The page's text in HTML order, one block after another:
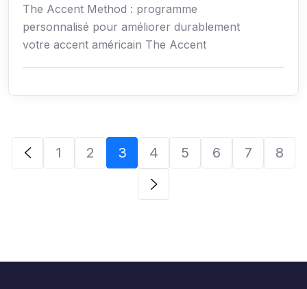
The Accent Method : programme
personnalisé pour améliorer durablement
votre accent américain The Accent
1 2 3 4 5 6 7 8